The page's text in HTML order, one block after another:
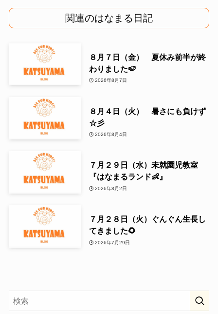
関連のはなまる日記
８月７日（金） 夏休み前半が終
わりました🍉
2026年8月7日
８月４日（火） 暑さにも負けず
☆彡
2026年8月4日
７月２９日（水）未就園児教室
『はなまるランド👶』
2026年8月2日
７月２８日（火）ぐんぐん生長し
てきました🌻
2026年7月29日